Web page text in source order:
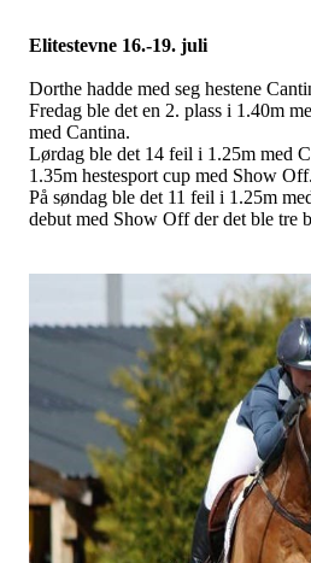
Elitestevne 16.-19. juli
Dorthe hadde med seg hestene
Fredag ble det en 2. plass i 1.40m
med Cantina.
Lørdag ble det 14 feil i 1.25m med
1.35m hestesport cup med Show Off.
På søndag ble det 11 feil i 1.25m
debut med Show Off der det ble tre